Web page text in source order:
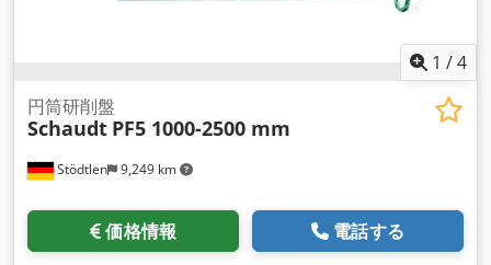
1 /4
Stödtlen 9,249 km
円筒研削盤
Schaudt PF5 1000-2500 mm
価格情報 電話する